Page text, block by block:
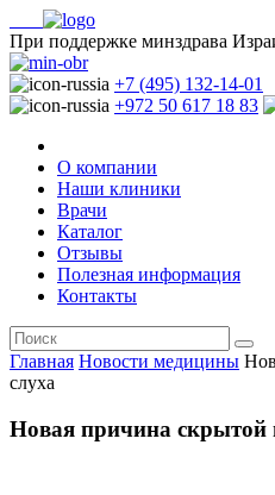
При поддержке минздрава
+7 (495) 132-14-01
+972 50 617 18 83
О компании
Наши клиники
Врачи
Каталог
Отзывы
Полезная информация
Контакты
Главная Новости медицины
слуха
Новая причина скрытой